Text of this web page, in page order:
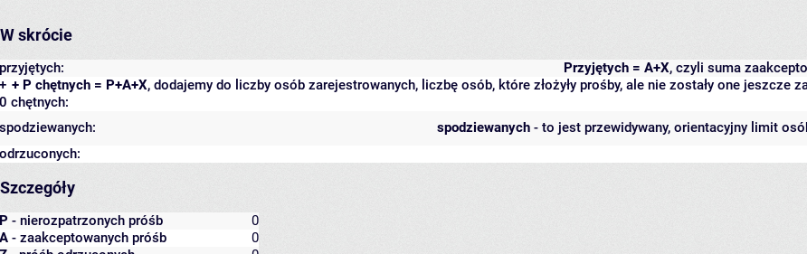
W skrócie
Przyjętych = A+X, czyli suma
przyjętych:
+ P chętnych = P+A+X, dodajemy do liczby osób zarejestrowanych, liczbę osób, które złożyły prośby, ale nie zostały one jeszcze
+
0 chętnych:
spodziewanych - to jest przewidywany, orientacyjny limit
spodziewanych:
odrzuconych:
Szczegóły
P - nierozpatrzonych próśb
0
A - zaakceptowanych próśb
0